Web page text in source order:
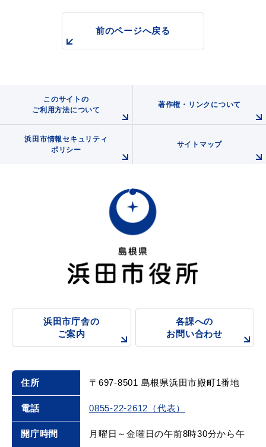
前のページへ戻る
このサイトの
ご利用方法について
著作権・リンクについて
浜田市情報セキュリティ
ポリシー
サイトマップ
浜田市庁舎の
ご案内
各課への
お問い合わせ
住所 〒697-8501 島根県浜田市殿町1番地
電話 0855-22-2612（代表）
開庁時間
月曜日～金曜日の午前8時30分から午